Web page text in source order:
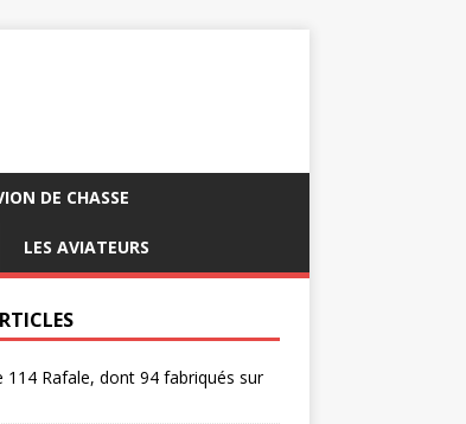
DE CHASSE
LES AVIATEURS
114 Rafale, dont 94 fabriqués sur